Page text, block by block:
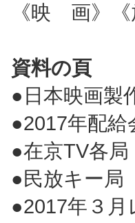
《映 画》
資料の頁
●日本映画製
●2017年配給
●在京TV各
●民放キー局
●2017年３